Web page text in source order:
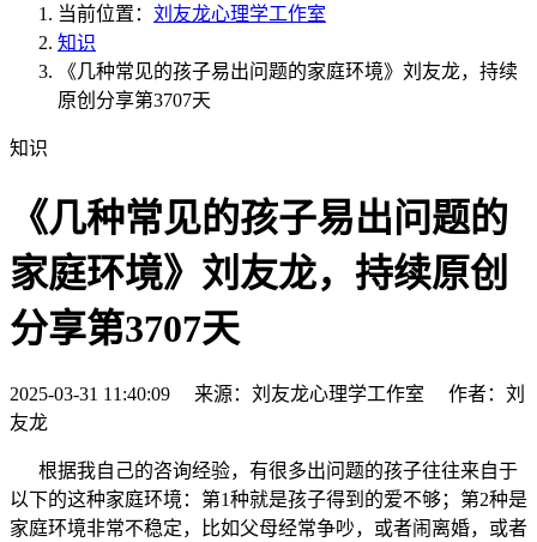
当前位置： 刘友龙心理学工作室
知识
《几种常见的孩子易出问题的家庭环境》刘友龙，持续
原创分享第3707天
知识
《几种常见的孩子易出问题的
家庭环境》刘友龙，持续原创
分享第3707天
2025-03-31 11:40:09 来源：刘友龙心理学工作室 作者：刘
友龙
根据我自己的咨询经验，有很多出问题的孩子往往来自于
以下的这种家庭环境：第1种就是孩子得到的爱不够；第2种是
家庭环境非常不稳定，比如父母经常争吵，或者闹离婚，或者